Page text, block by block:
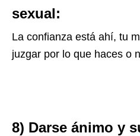
sexual:
La confianza está ahí, tu
juzgar por lo que haces o
8) Darse ánimo y